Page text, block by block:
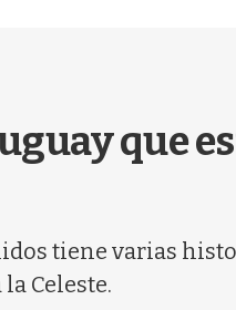
que
tiene varias
Celeste.